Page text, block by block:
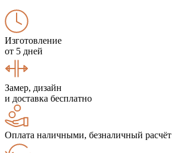
Изготовление
от 5 дней
Замер, дизайн
и доставка бесплатно
Оплата наличными, безналичный расчёт